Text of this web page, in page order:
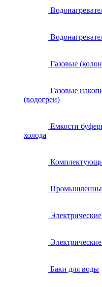
Газовые
Газовые
(водогреи)
Емкости
холода
Баки для воды